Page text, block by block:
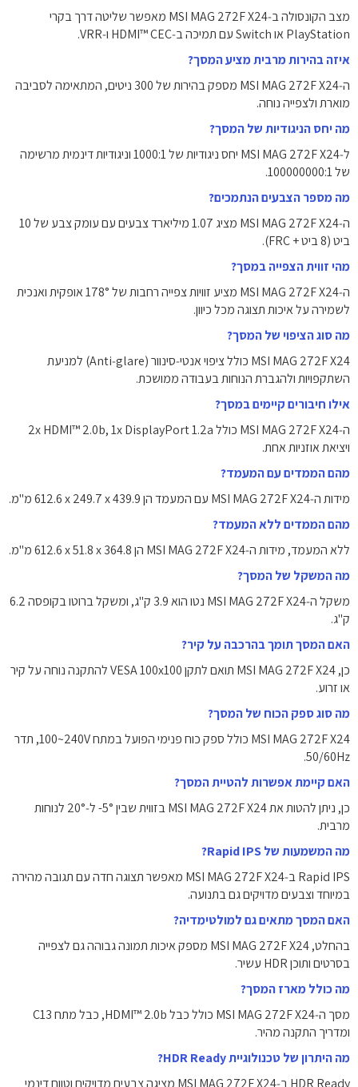
מצב הקונסולה ב‑MSI MAG 272F X24 מאפשר שליטה דרך בקרי
PlayStation או Switch עם תמיכה ב‑HDMI™ CEC ו‑VRR.
איזה בהירות מרבית מציע המסך?
ה‑MSI MAG 272F X24 מספק בהירות של ‎300‎ ניטים, המתאימה לסביבה
מוארת ולצפייה נוחה.
מה יחס הניגודיות של המסך?
ל‑MSI MAG 272F X24 יחס ניגודיות של ‎1000:1‎ וניגודיות דינמית מרשימה
של ‎100000000:1‎.
מה מספר הצבעים הנתמכים?
ה‑MSI MAG 272F X24 מציג ‎1.07 מיליארד צבעים‎ עם עומק צבע של ‎10
ביט‎ (8 ביט + FRC).
מהי זווית הצפייה במסך?
ה‑MSI MAG 272F X24 מציע זוויות צפייה רחבות של ‎178°‎ אופקית ואנכית
לשמירה על איכות תצוגה מכל כיוון.
מה סוג הציפוי של המסך?
MSI MAG 272F X24 כולל ציפוי אנטי‑סינוור (Anti‑glare) למניעת
השתקפויות ולהגברת הנוחות בעבודה ממושכת.
אילו חיבורים קיימים במסך?
ה‑MSI MAG 272F X24 כולל ‎2x HDMI™ 2.0b‎, ‎1x DisplayPort 1.2a‎
ויציאת אוזניות אחת.
מהם הממדים עם המעמד?
מידות ה‑MSI MAG 272F X24 עם המעמד הן ‎612.6 x 249.7 x 439.9‎ מ"מ.
מהם הממדים ללא המעמד?
ללא המעמד, מידות ה‑MSI MAG 272F X24 הן ‎612.6 x 51.8 x 364.8‎ מ"מ.
מה המשקל של המסך?
משקל ה‑MSI MAG 272F X24 נטו הוא ‎3.9‎ ק"ג, ומשקל ברוטו בקופסה ‎6.2‎
ק"ג.
האם המסך תומך בהרכבה על קיר?
כן, MSI MAG 272F X24 תואם לתקן VESA ‎100x100‎ להתקנה נוחה על קיר
או זרוע.
מה סוג ספק הכוח של המסך?
MSI MAG 272F X24 כולל ספק כוח פנימי הפועל במתח ‎100~240V‎, תדר
‎50/60Hz‎.
האם קיימת אפשרות להטיית המסך?
כן, ניתן להטות את MSI MAG 272F X24 בזווית שבין ‎-5°‎ ל‑‎20°‎ לנוחות
מרבית.
מה המשמעות של Rapid IPS?
Rapid IPS ב‑MSI MAG 272F X24 מאפשר תצוגה חדה עם תגובה מהירה
במיוחד וצבעים מדויקים גם בתנועה.
האם המסך מתאים גם למולטימדיה?
בהחלט, MSI MAG 272F X24 מספק איכות תמונה גבוהה גם לצפייה
בסרטים ותוכן HDR עשיר.
מה כולל מארז המסך?
מסך ה‑MSI MAG 272F X24 כולל כבל HDMI™ 2.0b, כבל מתח C13
ומדריך התקנה מהיר.
מה היתרון של טכנולוגיית HDR Ready?
HDR Ready ב‑MSI MAG 272F X24 מציגה צבעים מדויקים וטווח דינמי